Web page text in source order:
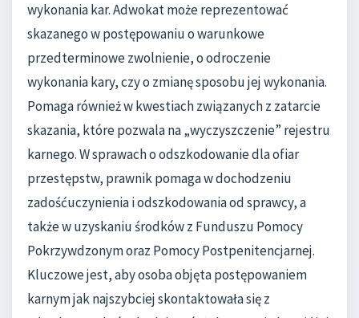
wykonania kar. Adwokat może reprezentować
skazanego w postępowaniu o warunkowe
przedterminowe zwolnienie, o odroczenie
wykonania kary, czy o zmianę sposobu jej wykonania.
Pomaga również w kwestiach związanych z zatarcie
skazania, które pozwala na „wyczyszczenie” rejestru
karnego. W sprawach o odszkodowanie dla ofiar
przestępstw, prawnik pomaga w dochodzeniu
zadośćuczynienia i odszkodowania od sprawcy, a
także w uzyskaniu środków z Funduszu Pomocy
Pokrzywdzonym oraz Pomocy Postpenitencjarnej.
Kluczowe jest, aby osoba objęta postępowaniem
karnym jak najszybciej skontaktowała się z